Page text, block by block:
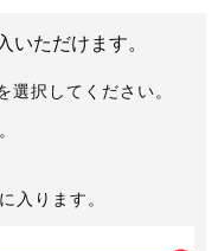
いただけます。
選択してください。
入ります。